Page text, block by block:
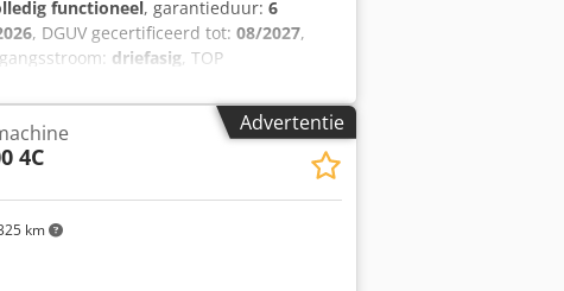
functioneel, garantieduur: 6
, DGUV gecertificeerd tot: 08/2027,
driefasig, TOP
- wikkelmachine voor alle soorten
voor hoge, consistente
stekker Cedpfsy Ebiwjx Af Deha
Bezoek onze grote
Advertentie
km
4C